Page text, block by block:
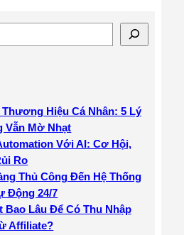
Hiệu Cá Nhân: 5 Lý
Vẫn Mờ Nhạt
Với AI: Cơ Hội,
Ro
Thủ Công Đến Hệ Thống
Động 24/7
Bao Lâu Để Có Thu Nhập
Affiliate?